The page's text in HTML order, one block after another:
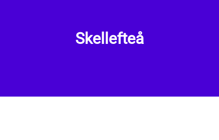
Skellefteå